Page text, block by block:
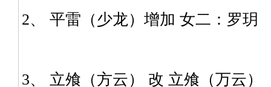
2、 平雷（少龙）增加 女二：罗玥
3、 立飧（方云） 改 立飧（万云）